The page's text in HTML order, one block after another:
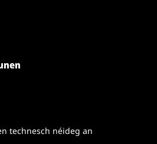
technesch néideg an